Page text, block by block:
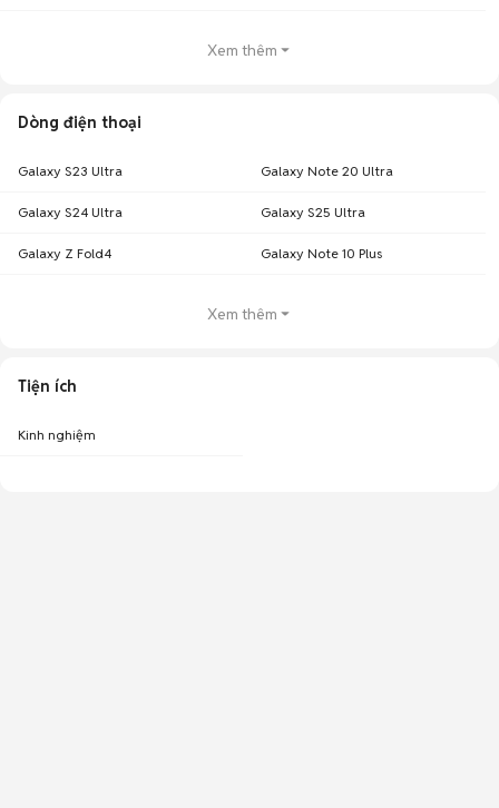
Xem thêm
Dòng điện thoại
Galaxy S23 Ultra Galaxy Note 20 Ultra
Galaxy S24 Ultra Galaxy S25 Ultra
Galaxy Z Fold4 Galaxy Note 10 Plus
Xem thêm
Tiện ích
Kinh nghiệm